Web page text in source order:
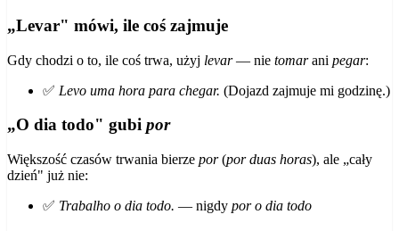
„Levar" mówi, ile coś zajmuje
Gdy chodzi o to, ile coś trwa, użyj levar— nie tomarani pegar:
✅ Levo uma hora para chegar. (Dojazd zajmuje mi godzinę.)
„O dia todo" gubi por
Większość czasów trwania bierze por(por duas horas), ale „cały
dzień" już nie:
✅ Trabalho o dia todo. — nigdy por o dia todo